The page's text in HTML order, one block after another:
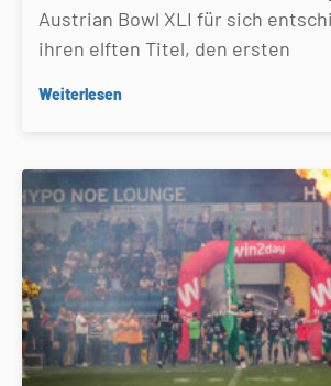
Austrian Bowl XLI für sich
ihren elften Titel, den ersten
Weiterlesen